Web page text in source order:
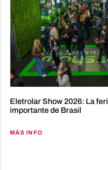
Eletrolar Show 2026: La
importante de Brasil
MÁS INFO